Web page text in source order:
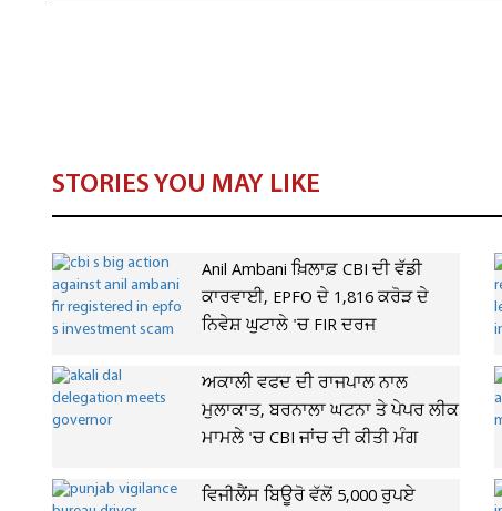
STORIES YOU MAY LIKE
Anil Ambani ਖ਼ਿਲਾਫ਼ CBI ਦੀ ਵੱਡੀ
ਕਾਰਵਾਈ, EPFO ਦੇ 1,816 ਕਰੋੜ ਦੇ
ਨਿਵੇਸ਼ ਘੁਟਾਲੇ 'ਚ FIR ਦਰਜ
ਅਕਾਲੀ ਵਫਦ ਦੀ ਰਾਜਪਾਲ ਨਾਲ
ਮੁਲਾਕਾਤ, ਬਰਨਾਲਾ ਘਟਨਾ ਤੇ ਪੇਪਰ ਲੀਕ
ਮਾਮਲੇ 'ਚ CBI ਜਾਂਚ ਦੀ ਕੀਤੀ ਮੰਗ
ਵਿਜੀਲੈਂਸ ਬਿਊਰੋ ਵੱਲੋਂ 5,000 ਰੁਪਏ